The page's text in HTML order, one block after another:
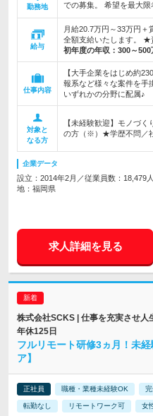
勤務地
での募集。 希望を最大
給与
月給20.7万円～33万円
全額支給いたします。 ★
初年度の年収： 300～500
仕事内容
【大手企業をはじめ約
報系など様々な案件を手
いずれかの分野に配属♪
対象と
なる方
【未経験歓迎】モノづ
の方（※）★学歴不問／
企業データ
設立：2014年2月／従業員数：18,479
地：福岡県
求人詳細を見る
株式会社SCKS | 仕事を充実させ人
年休125日
フルリモート研修3ヵ月！未
ア】
正社員 職種・業種未経験OK
転勤なし リモートワーク可 女